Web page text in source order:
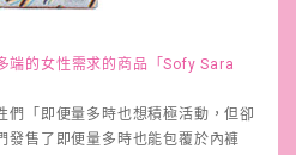
端的女性需求的商品「Sofy Sara
們「即便量多時也想積極活動，但卻
發售了即便量多時也能包覆於內褲